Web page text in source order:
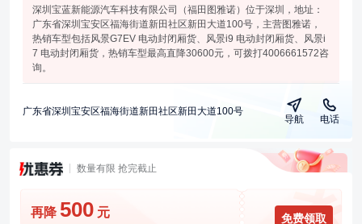
深圳宝蓝新能源汽车科技有限公司（福田图雅诺）位于深圳，地址：
广东省深圳宝安区福海街道新田社区新田大道100号，主营图雅诺，
热销车型包括风景G7EV 电动封闭厢货、风景i9 电动封闭厢货、风景i
7 电动封闭厢货，热销车型最高直降30600元，可拨打4006661572咨
询。
广东省深圳宝安区福海街道新田社区新田大道100号
导航 电话
数量有限 抢完截止
再降 500 元 免费领取